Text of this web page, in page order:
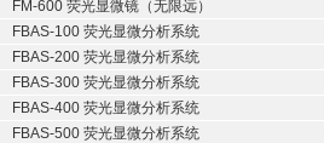
FM-600 荧光显微镜（无限远）
FBAS-100 荧光显微分析系统
FBAS-200 荧光显微分析系统
FBAS-300 荧光显微分析系统
FBAS-400 荧光显微分析系统
FBAS-500 荧光显微分析系统